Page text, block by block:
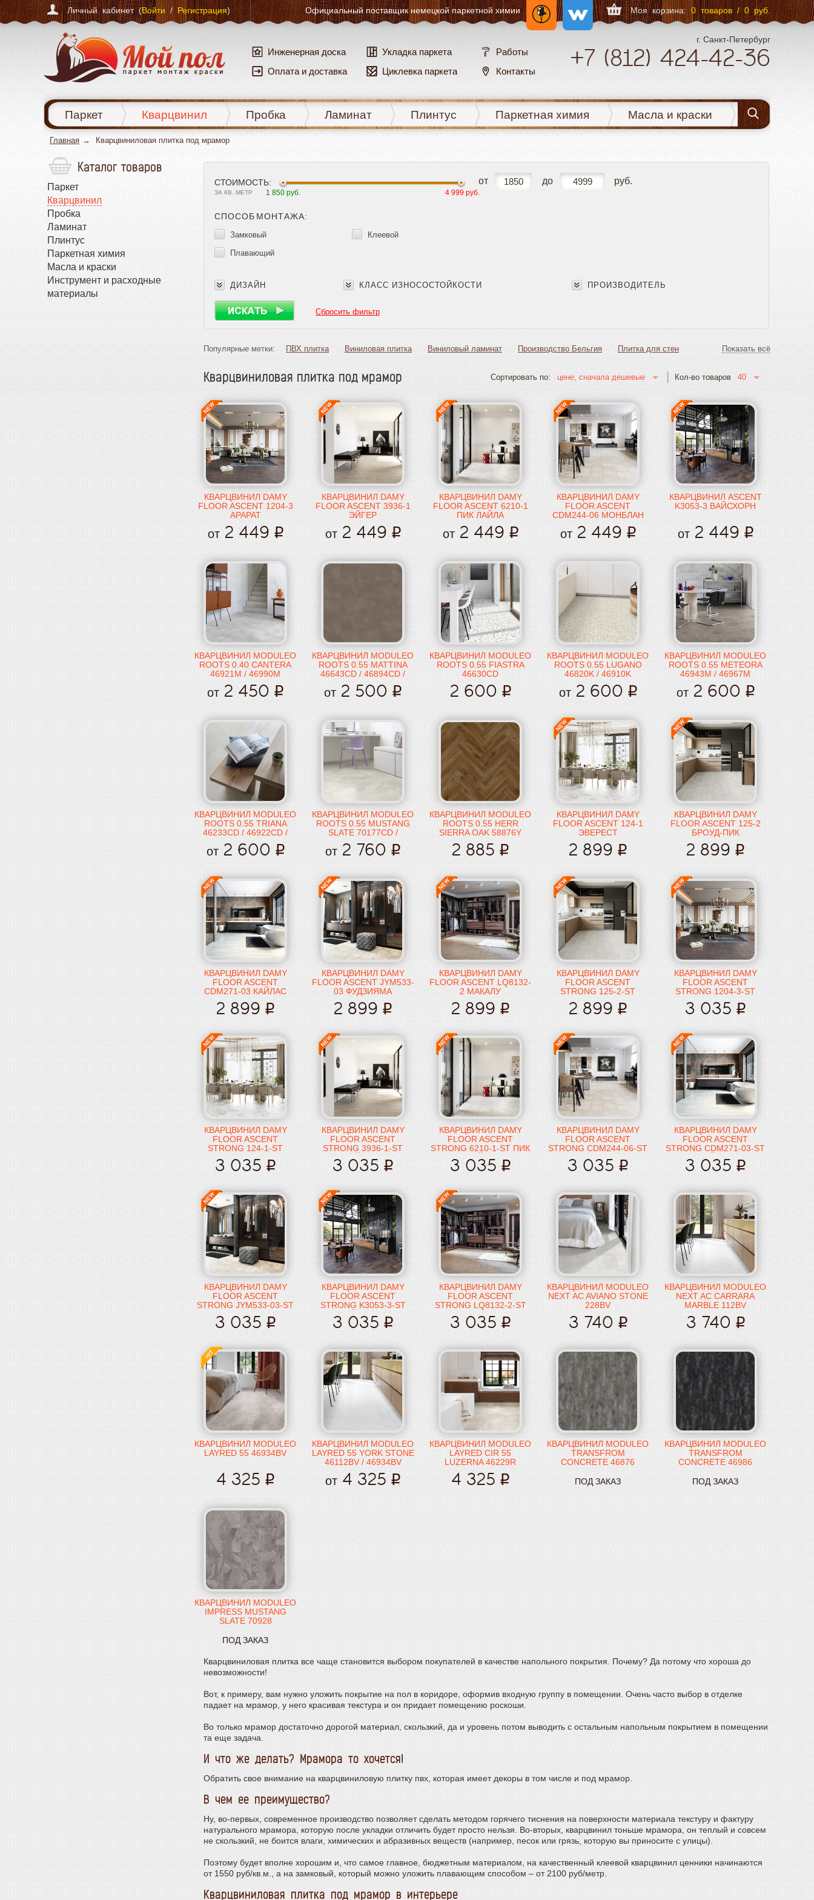
Моя корзина:0 товаров / 0 руб.
Личный кабинет (Войти/Регистрация) Официальный поставщикнемецкой паркетной химии
Инженерная доска
Оплата и доставка
Укладка паркета
Циклевка паркета
Работы
Контакты
г. Санкт-Петербург
+7 (812) 424-42-36
Паркет Кварцвинил Пробка Ламинат Плинтус Паркетная химия Масла и краски
Главная Кварцвиниловая плитка под мрамор
Каталог товаров
Паркет
Кварцвинил
Пробка
Ламинат
Плинтус
Паркетная химия
Масла и краски
Инструмент и расходные
материалы
СТОИМОСТЬ:
ЗА КВ. МЕТР 1 850 руб. 4 999 руб.
от до руб.
СПОСОБ МОНТАЖА:
Замковый
Клеевой
Плавающий
ДИЗАЙН КЛАСС ИЗНОСОСТОЙКОСТИ ПРОИЗВОДИТЕЛЬ
Сбросить фильтр
Популярные метки: ПВХ плитка Виниловая плитка Виниловый ламинат Производство Бельгия Плитка для стен Показать всё
Кварцвиниловая плитка под мрамор Сортировать по: цене, сначала дешевые Кол-во товаров 40
КВАРЦВИНИЛ DAMY
FLOOR ASCENT 1204-3
АРАРАТ
от2 449
КВАРЦВИНИЛ DAMY
FLOOR ASCENT 3936-1
ЭЙГЕР
от2 449
КВАРЦВИНИЛ DAMY
FLOOR ASCENT 6210-1
ПИК ЛАЙЛА
от2 449
КВАРЦВИНИЛ DAMY
FLOOR ASCENT
CDM244-06 МОНБЛАН
от2 449
КВАРЦВИНИЛ ASCENT
K3053-3 ВАЙСХОРН
от2 449
КВАРЦВИНИЛ MODULEO
ROOTS 0.40 CANTERA
46921M / 46990M
от 2 450
КВАРЦВИНИЛ MODULEO
ROOTS 0.55 MATTINA
46643CD / 46894CD /
46930CD
от 2 500
КВАРЦВИНИЛ MODULEO
ROOTS 0.55 FIASTRA
46630CD
2 600
КВАРЦВИНИЛ MODULEO
ROOTS 0.55 LUGANO
46820K / 46910K
от2 600
КВАРЦВИНИЛ MODULEO
ROOTS 0.55 METEORA
46943M / 46967M
от2 600
КВАРЦВИНИЛ MODULEO
ROOTS 0.55 TRIANA
46233CD / 46922CD /
46990CD
от2 600
КВАРЦВИНИЛ MODULEO
ROOTS 0.55 MUSTANG
SLATE 70177CD /
70939CD
от 2 760
КВАРЦВИНИЛ MODULEO
ROOTS 0.55 HERR
SIERRA OAK 58876Y
2 885
КВАРЦВИНИЛ DAMY
FLOOR ASCENT 124-1
ЭВЕРЕСТ
2 899
КВАРЦВИНИЛ DAMY
FLOOR ASCENT 125-2
БРОУД-ПИК
2 899
КВАРЦВИНИЛ DAMY
FLOOR ASCENT
CDM271-03 КАЙЛАС
2 899
КВАРЦВИНИЛ DAMY
FLOOR ASCENT JYM533-
03 ФУДЗИЯМА
2 899
КВАРЦВИНИЛ DAMY
FLOOR ASCENT LQ8132-
2 МАКАЛУ
2 899
КВАРЦВИНИЛ DAMY
FLOOR ASCENT
STRONG 125-2-ST
БРОУД-ПИК
2 899
КВАРЦВИНИЛ DAMY
FLOOR ASCENT
STRONG 1204-3-ST
АРАРАТ
3 035
КВАРЦВИНИЛ DAMY
FLOOR ASCENT
STRONG 124-1-ST
ЭВЕРЕСТ
3 035
КВАРЦВИНИЛ DAMY
FLOOR ASCENT
STRONG 3936-1-ST
ЭЙГЕР
3 035
КВАРЦВИНИЛ DAMY
FLOOR ASCENT
STRONG 6210-1-ST ПИК
ЛАЙЛА
3 035
КВАРЦВИНИЛ DAMY
FLOOR ASCENT
STRONG CDM244-06-ST
МОНБЛАН
3 035
КВАРЦВИНИЛ DAMY
FLOOR ASCENT
STRONG CDM271-03-ST
КАЙЛАС
3 035
КВАРЦВИНИЛ DAMY
FLOOR ASCENT
STRONG JYM533-03-ST
ФУДЗИЯМА
3 035
КВАРЦВИНИЛ DAMY
FLOOR ASCENT
STRONG K3053-3-ST
ВАЙСХОРН
3 035
КВАРЦВИНИЛ DAMY
FLOOR ASCENT
STRONG LQ8132-2-ST
МАКАЛУ
3 035
КВАРЦВИНИЛ MODULEO
NEXT AC AVIANO STONE
228BV
3 740
КВАРЦВИНИЛ MODULEO
NEXT AC CARRARA
MARBLE 112BV
3 740
КВАРЦВИНИЛ MODULEO
LAYRED 55 46934BV
4 325
КВАРЦВИНИЛ MODULEO
LAYRED 55 YORK STONE
46112BV / 46934BV
от 4 325
КВАРЦВИНИЛ MODULEO
LAYRED CIR 55
LUZERNA 46229R
4 325
КВАРЦВИНИЛ MODULEO
TRANSFROM
CONCRETE 46876
ПОД ЗАКАЗ
КВАРЦВИНИЛ MODULEO
TRANSFROM
CONCRETE 46986
ПОД ЗАКАЗ
КВАРЦВИНИЛ MODULEO
IMPRESS MUSTANG
SLATE 70928
ПОД ЗАКАЗ
Кварцвиниловая плитка все чаще становится выбором покупателей в качестве напольного покрытия. Почему? Да потому что хороша до
невозможности!
Вот, к примеру, вам нужно уложить покрытие на пол в коридоре, оформив входную группу в помещении. Очень часто выбор в отделке
падает на мрамор, у него красивая текстура и он придает помещению роскоши.
Во только мрамор достаточно дорогой материал, скользкий, да и уровень потом выводить с остальным напольным покрытием в помещении
та еще задача.
И что же делать? Мрамора то хочется!
Обратить свое внимание на кварцвиниловую плитку пвх, которая имеет декоры в том числе и под мрамор.
В чем ее преимущество?
Ну, во-первых, современное производство позволяет сделать методом горячего тиснения на поверхности материала текстуру и фактуру
натурального мрамора, которую после укладки отличить будет просто нельзя. Во-вторых, кварцвинил тоньше мрамора, он теплый и совсем
не скользкий, не боится влаги, химических и абразивных веществ (например, песок или грязь, которую вы приносите с улицы).
Поэтому будет вполне хорошим и, что самое главное, бюджетным материалом, на качественный клеевой кварцвинил ценники начинаются
от 1550 руб/кв.м., а на замковый, который можно уложить плавающим способом – от 2100 руб/метр.
Кварцвиниловая плитка под мрамор в интерьере